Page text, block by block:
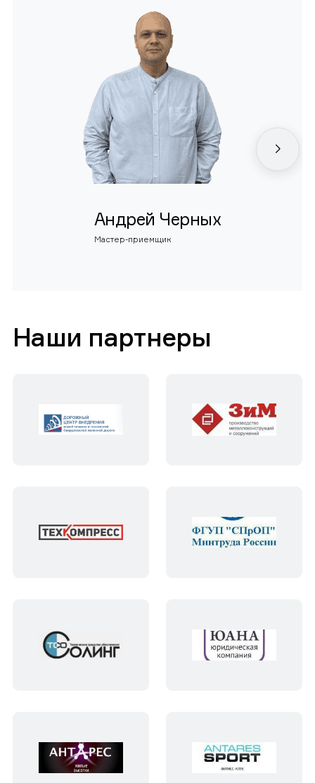
Андрей Черных
Мастер-приемщик
Наши партнеры